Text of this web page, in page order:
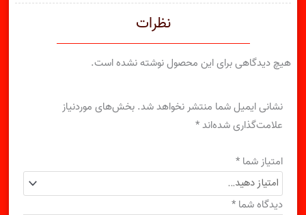
نظرات
هیچ دیدگاهی برای این محصول نوشته نشده است.
نشانی ایمیل شما منتشر نخواهد شد. بخش‌های موردنیاز
علامت‌گذاری شده‌اند*
امتیاز شما *
دیدگاه شما *